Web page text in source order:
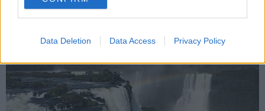
Data Deletion Data Access Privacy Policy